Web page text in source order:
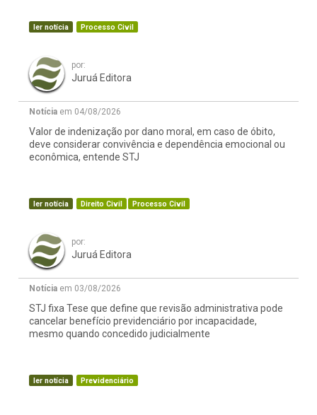
ler notícia Processo Civil
por:
Juruá Editora
Notícia em 04/08/2026
Valor de indenização por dano moral, em caso de óbito,
deve considerar convivência e dependência emocional ou
econômica, entende STJ
ler notícia Direito Civil Processo Civil
por:
Juruá Editora
Notícia em 03/08/2026
STJ fixa Tese que define que revisão administrativa pode
cancelar benefício previdenciário por incapacidade,
mesmo quando concedido judicialmente
ler notícia Previdenciário